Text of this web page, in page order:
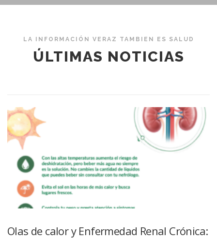
LA INFORMACIÓN VERAZ TAMBIEN ES SALUD
ÚLTIMAS NOTICIAS
Olas de calor y Enfermedad Renal Crónica: